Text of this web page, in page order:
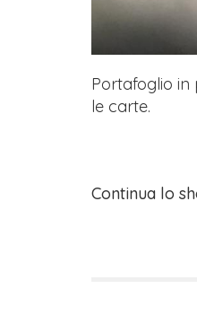
Portafoglio
le carte.
Continua lo